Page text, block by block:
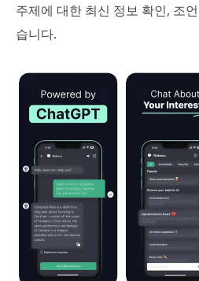
주제에 대한 최신 정보 확인, 조
습니다.